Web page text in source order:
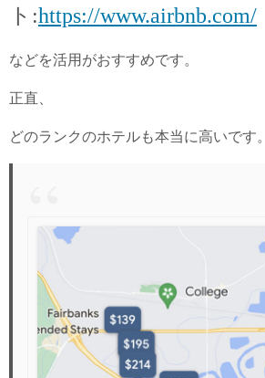
ト:https://www.airbnb.com/
などを活用がおすすめです。
正直、
どのランクのホテルも本当に高いです。